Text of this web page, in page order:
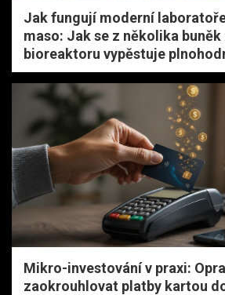
Jak fungují moderní
maso: Jak se z několika
bioreaktoru vypěstuje
Mikro-investování v praxi:
zaokrouhlovat platby kartou